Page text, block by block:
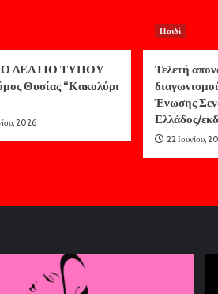
ΔΕΛΤΙΟ ΤΥΠΟΥ
Θυσίας “Κακολύρι
2026
Παιδί
Τελετή
Ένωσης
Ελλάδος/
22 Ιουνίου,